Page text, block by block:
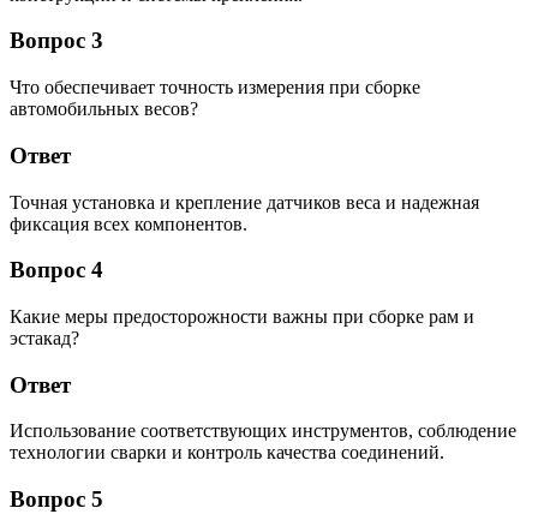
Вопрос 3
Что обеспечивает точность измерения при сборке
автомобильных весов?
Ответ
Точная установка и крепление датчиков веса и надежная
фиксация всех компонентов.
Вопрос 4
Какие меры предосторожности важны при сборке рам и
эстакад?
Ответ
Использование соответствующих инструментов, соблюдение
технологии сварки и контроль качества соединений.
Вопрос 5